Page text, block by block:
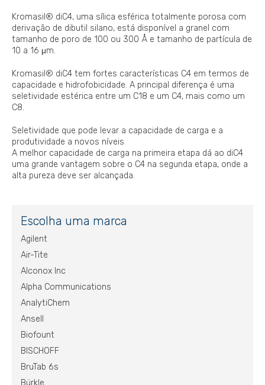
Kromasil® diC4, uma sílica esférica totalmente porosa com
derivação de dibutil silano, está disponível a granel com
tamanho de poro de 100 ou 300 Å e tamanho de partícula de
10 a 16 μm.
Kromasil® diC4 tem fortes características C4 em termos de
capacidade e hidrofobicidade. A principal diferença é uma
seletividade estérica entre um C18 e um C4, mais como um
C8.
Seletividade que pode levar a capacidade de carga e a
produtividade a novos níveis
A melhor capacidade de carga na primeira etapa dá ao diC4
uma grande vantagem sobre o C4 na segunda etapa, onde a
alta pureza deve ser alcançada.
Escolha uma marca
Agilent
Air-Tite
Alconox Inc
Alpha Communications
AnalytiChem
Ansell
Biofount
BISCHOFF
BruTab 6s